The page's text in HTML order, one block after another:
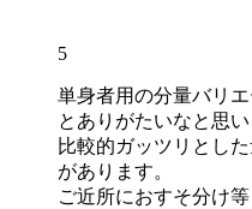
5
単身者用の分量バリ
とありがたいなと思
比較的ガッツリとし
があります。
ご近所におすそ分け